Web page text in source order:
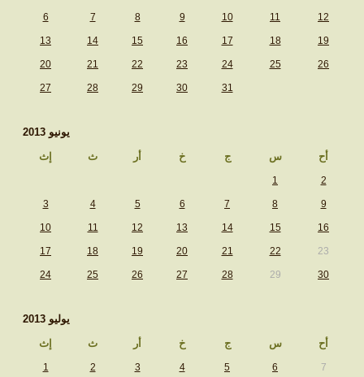
6 7 8 9 10 11 12
13 14 15 16 17 18 19
20 21 22 23 24 25 26
27 28 29 30 31
يونيو 2013
إث
ث أر خ ج س أح
1 2
3 4 5 6 7 8 9
10 11 12 13 14 15 16
17 18 19 20 21 22 23
24 25 26 27 28 29 30
يوليو 2013
إث
ث أر خ ج س أح
1 2 3 4 5 6 7